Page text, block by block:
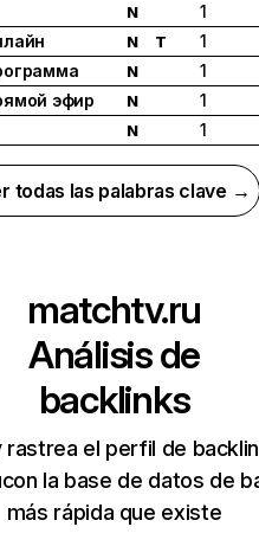
N
1
N T
1
N
1
эфир
N
1
N 1
todas las palabras clave →
matchtv.ru
Análisis de
backlinks
rastrea el perfil de
la base de datos de
más rápida que existe